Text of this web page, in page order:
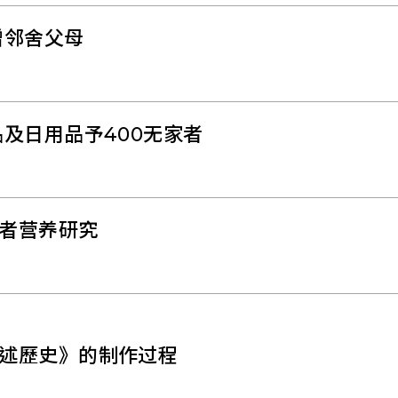
舍父母
日用品予400无家者
营养研究
歷史》的制作过程